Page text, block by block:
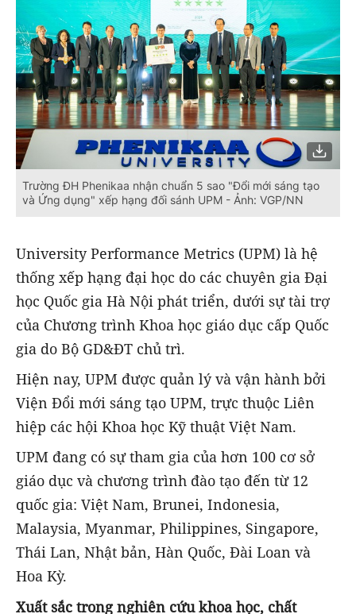
Trường ĐH Phenikaa nhận chuẩn 5 sao "Đổi mới sáng tạo
và Ứng dụng" xếp hạng đối sánh UPM - Ảnh: VGP/NN
University Performance Metrics (UPM) là hệ
thống xếp hạng đại học do các chuyên gia Đại
học Quốc gia Hà Nội phát triển, dưới sự tài trợ
của Chương trình Khoa học giáo dục cấp Quốc
gia do Bộ GD&ĐT chủ trì.
Hiện nay, UPM được quản lý và vận hành bởi
Viện Đổi mới sáng tạo UPM, trực thuộc Liên
hiệp các hội Khoa học Kỹ thuật Việt Nam.
UPM đang có sự tham gia của hơn 100 cơ sở
giáo dục và chương trình đào tạo đến từ 12
quốc gia: Việt Nam, Brunei, Indonesia,
Malaysia, Myanmar, Philippines, Singapore,
Thái Lan, Nhật bản, Hàn Quốc, Đài Loan và
Hoa Kỳ.
Xuất sắc trong nghiên cứu khoa học, chất